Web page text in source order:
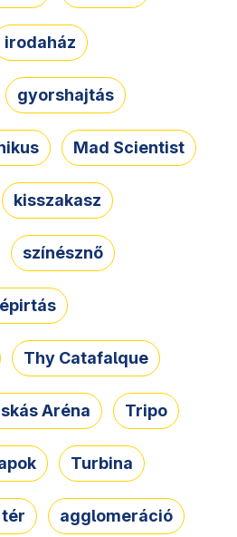
irodaház
gyorshajtás
Mad Scientist
kisszakasz
színésznő
Thy Catafalque
Aréna Tripo
Turbina
tér agglomeráció